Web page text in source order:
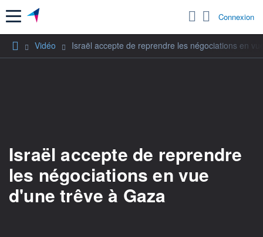
Menu Connexion
Vidéo Israël accepte de reprendre les négociations en
Israël accepte de reprendre
les négociations en vue
d'une trêve à Gaza